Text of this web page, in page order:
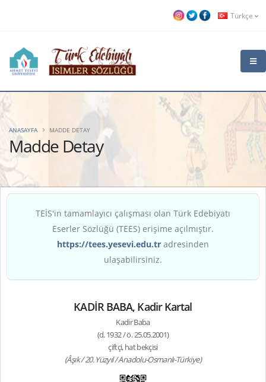
Türkçe
Madde Detay
ANASAYFA MADDE DETAY
TEİS'in tamamlayıcı çalışması olan Türk Edebiyatı
Eserler Sözlüğü (TEES) erişime açılmıştır.
https://tees.yesevi.edu.tr adresinden
ulaşabilirsiniz.
KADİR BABA, Kadir Kartal
Kadir Baba
(d. 1932 / ö. 25.05.2001)
çiftçi, hat bekçisi
(Âşık / 20. Yüzyıl / Anadolu-Osmanlı-Türkiye)